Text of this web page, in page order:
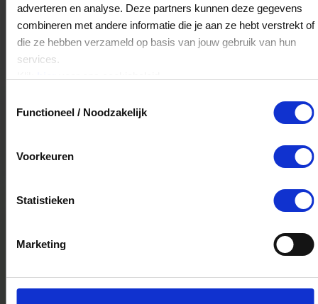
adverteren en analyse. Deze partners kunnen deze gegevens
combineren met andere informatie die je aan ze hebt verstrekt of
die ze hebben verzameld op basis van jouw gebruik van hun
services.
Functioneel / Noodzakelijk
Voorkeuren
Statistieken
Marketing
Weltevreden Juweliers
De Eglantier 244
7329DH Apeldoorn
Weltevreden Juweliers
Veelgestelde Vragen
is minimaal drie jaar geldig.